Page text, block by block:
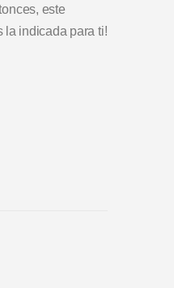
este
la indicada para ti!